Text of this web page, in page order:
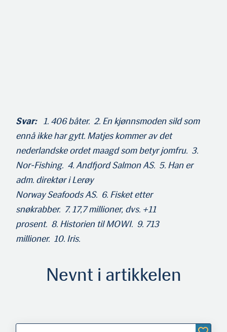
Svar:1. 406 båter. 2. En kjønnsmoden sild som
ennå ikke har gytt. Matjes kommer av det
nederlandske ordet maagd som betyr jomfru. 3.
Nor-Fishing. 4. Andfjord Salmon AS. 5. Han er
adm. direktør i Lerøy
Norway Seafoods AS. 6. Fisket etter
snøkrabber. 7. 17,7 millioner, dvs. +11
prosent. 8. Historien til MOWI. 9. 713
millioner. 10. Iris.
Nevnt i artikkelen